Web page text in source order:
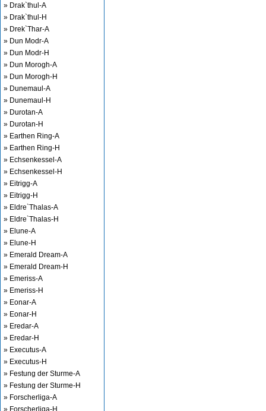
» Drak`thul-A
» Drak`thul-H
» Drek`Thar-A
» Dun Modr-A
» Dun Modr-H
» Dun Morogh-A
» Dun Morogh-H
» Dunemaul-A
» Dunemaul-H
» Durotan-A
» Durotan-H
» Earthen Ring-A
» Earthen Ring-H
» Echsenkessel-A
» Echsenkessel-H
» Eitrigg-A
» Eitrigg-H
» Eldre`Thalas-A
» Eldre`Thalas-H
» Elune-A
» Elune-H
» Emerald Dream-A
» Emerald Dream-H
» Emeriss-A
» Emeriss-H
» Eonar-A
» Eonar-H
» Eredar-A
» Eredar-H
» Executus-A
» Executus-H
» Festung der Sturme-A
» Festung der Sturme-H
» Forscherliga-A
» Forscherliga-H